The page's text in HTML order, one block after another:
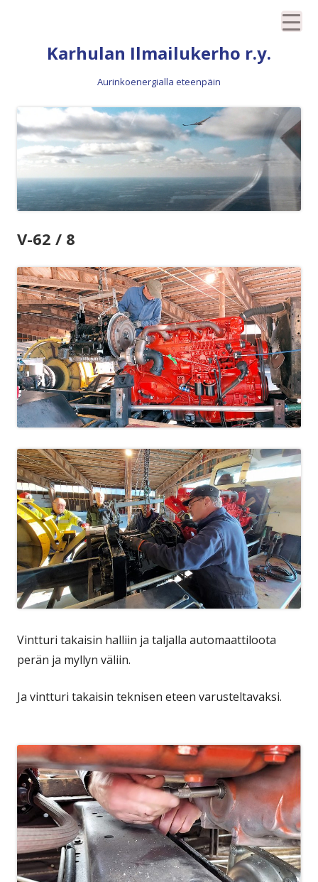
Karhulan Ilmailukerho r.y.
Aurinkoenergialla eteenpäin
V-62 / 8
Vintturi takaisin halliin ja taljalla automaattiloota
perän ja myllyn väliin.
Ja vintturi takaisin teknisen eteen varusteltavaksi.